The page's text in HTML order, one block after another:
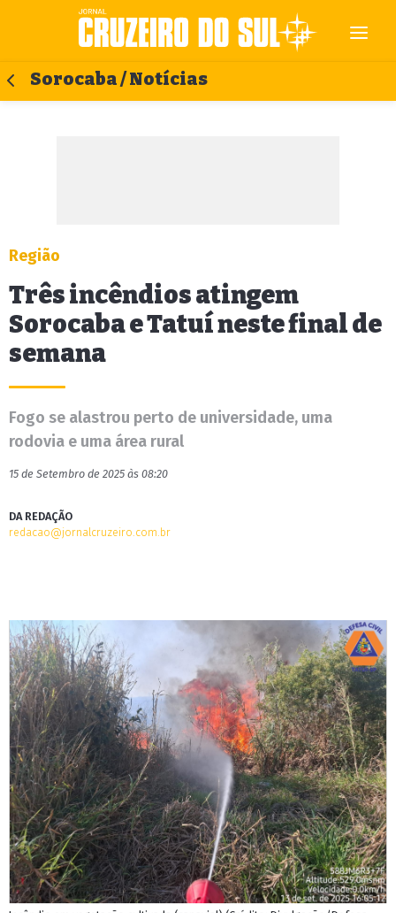
Sorocaba / Notícias
Região
Três incêndios atingem
Sorocaba e Tatuí neste final de
semana
Fogo se alastrou perto de universidade, uma
rodovia e uma área rural
15 de Setembro de 2025 às 08:20
DA REDAÇÃO
redacao@jornalcruzeiro.com.br